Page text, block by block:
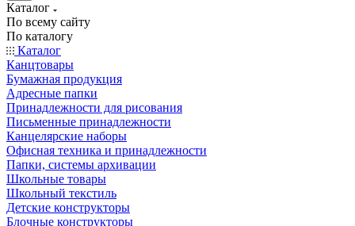
Каталог
По всему сайту
По каталогу
Каталог
Канцтовары
Бумажная продукция
Адресные папки
Принадлежности для рисования
Письменные принадлежности
Канцелярские наборы
Офисная техника и принадлежности
Папки, системы архивации
Школьные товары
Школьный текстиль
Детские конструкторы
Блочные конструкторы